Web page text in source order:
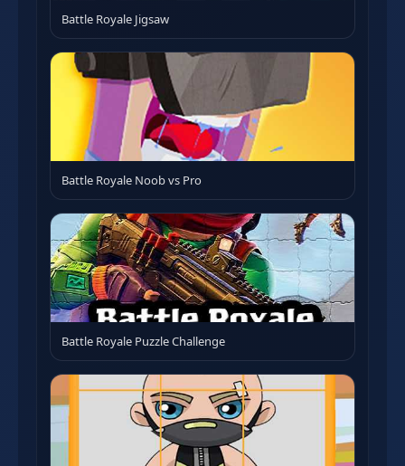
Battle Royale Jigsaw
Battle Royale Noob vs Pro
Battle Royale Puzzle Challenge